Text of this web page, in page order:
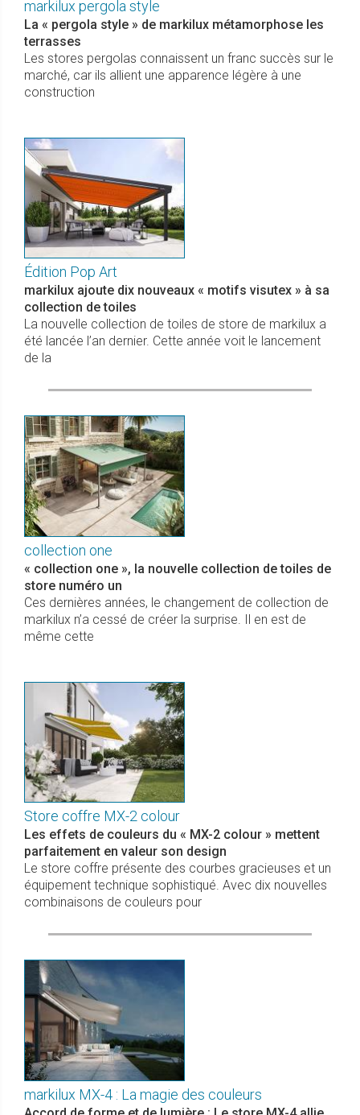
markilux pergola style
La « pergola style » de markilux métamorphose les
terrasses
Les stores pergolas connaissent un franc succès sur le
marché, car ils allient une apparence légère à une
construction
Édition Pop Art
markilux ajoute dix nouveaux « motifs visutex » à sa
collection de toiles
La nouvelle collection de toiles de store de markilux a
été lancée l’an dernier. Cette année voit le lancement
de la
collection one
« collection one », la nouvelle collection de toiles de
store numéro un
Ces dernières années, le changement de collection de
markilux n’a cessé de créer la surprise. Il en est de
même cette
Store coffre MX-2 colour
Les effets de couleurs du « MX-2 colour » mettent
parfaitement en valeur son design
Le store coffre présente des courbes gracieuses et un
équipement technique sophistiqué. Avec dix nouvelles
combinaisons de couleurs pour
markilux MX-4 : La magie des couleurs